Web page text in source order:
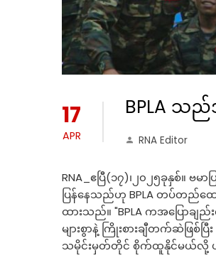
17
APR
BPLA သ
RNA Editor
RNA_ဧပြီ(၁၇)၊၂၀၂၅ခုနှစ်။
ပြန်နေသည်ဟု BPLA တပ်တည်ထေ
ထားသည်။ "BPLA ကအပြော
များစွာနဲ့ ကြိုးစားချီတက်ဆဲဖ
သမိုင်းမှတ်တိုင် စိုက်ထူနိုင်မယ်လို့